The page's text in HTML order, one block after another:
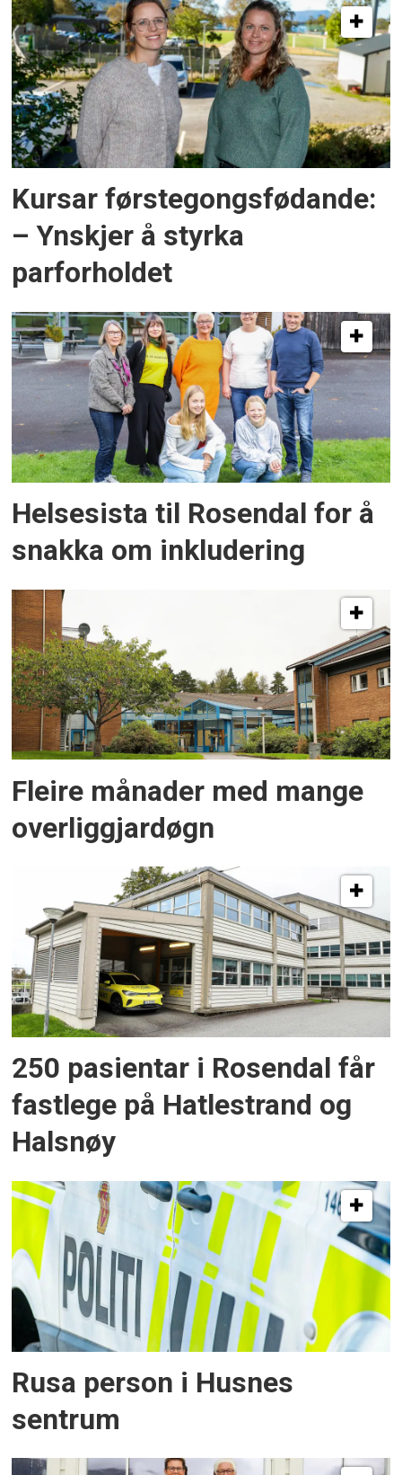
Kursar førstegongsfødande:
– Ynskjer å styrka
parforholdet
Helsesista til Rosendal for å
snakka om inkludering
Fleire månader med mange
overliggjardøgn
250 pasientar i Rosendal får
fastlege på Hatlestrand og
Halsnøy
Rusa person i Husnes
sentrum